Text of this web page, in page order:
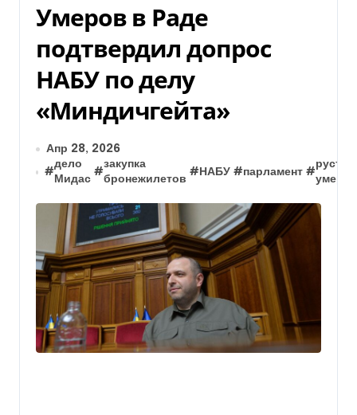
Умеров в Раде
подтвердил допрос
НАБУ по делу
«Миндичгейта»
Апр 28, 2026
#
дело
Мидас
#
закупка
бронежилетов
#НАБУ #парламент #
рустем
умеров